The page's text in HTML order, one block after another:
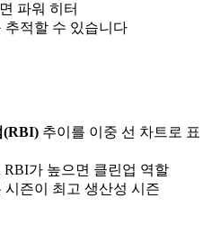
파워 히터
추적할 수 있습니다
(RBI) 추이를 이중 선 차트로 표
가 높으면 클린업 역할
즌이 최고 생산성 시즌